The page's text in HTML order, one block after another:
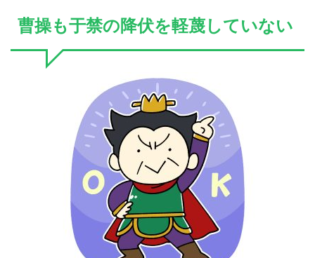
曹操も于禁の降伏を軽蔑していない